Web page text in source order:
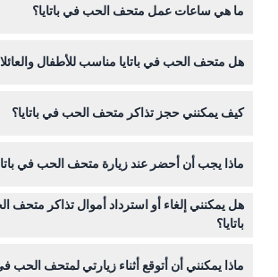
ما هي ساعات عمل متحف الحب في باتايا؟
مما يسهل دمج الزيارة في جدولك الزمني (مع
هل متحف الحب في باتايا مناسب للأطفال
الدخول مجانًا ولكن يجب أن يكونوا برفقة
والكراسي المتحركة.
كيف يمكنني حجز تذاكر متحف الحب في باتايا؟
سهلة وآمنة. فقط اختر التاريخ والوقت المفضلين
ماذا يجب أن أحضر عند زيارة متحف الحب في
أحضر كاميرتك أو هاتفك الذكي لالتقاط الصور
والعروض التفاعلية المدهشة. يرجى ملاحظة أن
والشراب من الخارج غير مسموح به داخل
هل يمكنني إلغاء أو استرداد أموال تذاكر متحف
باتايا؟
التاريخ والوقت بعناية عند الحجز.
ماذا يمكنني أن أتوقع أثناء زيارتي لمتحف الحب في